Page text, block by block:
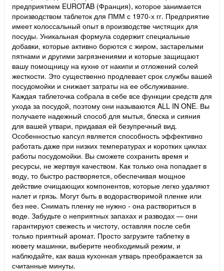
предприятием EUROTAB (Франция), которое занимается
производством таблеток для ПММ с 1970-х гг. Предприятие
имеет колоссальный опыт в производстве чистящих для
посуды. Уникальная формула содержит специальные
добавки, которые активно борются с жиром, застарелыми
пятнами и другими загрязнениями и которые защищают
вашу помощницу на кухне от накипи и отложений солей
жесткости. Это существенно продлевает срок службы вашей
посудомойки и снижает затраты на ее обслуживание.
Каждая таблеточка собрала в себе все функции средств для
ухода за посудой, поэтому они называются ALL IN ONE. Вы
получаете надежный способ для мытья, блеска и сияния
для вашей утвари, придавая ей безупречный вид.
Особенностью капсул является способность эффективно
работать даже при низких температурах и коротких циклах
работы посудомойки. Вы сможете сохранить время и
ресурсы, не жертвуя качеством. Как только она попадает в
воду, то быстро растворяется, обеспечивая мощное
действие очищающих компонентов, которые легко удаляют
налет и грязь. Могут быть в водорастворимой пленке или
без нее. Снимать пленку не нужно - она раствориться в
воде. Забудьте о неприятных запахах и разводах — они
гарантируют свежесть и чистоту, оставляя после себя
только приятный аромат. Просто загрузите таблетку в
кювету машинки, выберите необходимый режим, и
наблюдайте, как ваша кухонная утварь преображается за
считанные минуты.